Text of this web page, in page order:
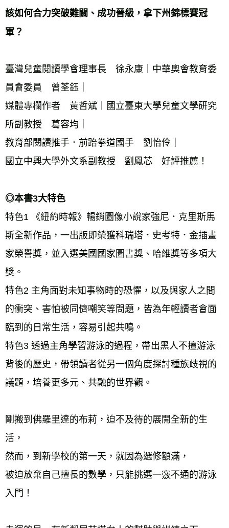
該如何合力突破難關、成功晉級，拿下州錦標賽冠
軍？
臺灣兒童閱讀學會理事長　徐永康｜中華奧會教育委
員會委員　曾荃鈺｜
媒體專欄作者　黃哲斌｜國立臺東大學兒童文學研究
所副教授　葛容均｜
教育部閱讀推手．前跆拳道國手　劉怡伶｜
國立中興大學外文系副教授　劉鳳芯　好評推薦！
◎本書3大特色
特色1 《紐約時報》暢銷圖像小說家強尼．克里斯馬
斯全新作品，一出版即榮獲科瑞塔．史考特．金插畫
家榮譽獎，並入選美國國家圖書獎、哈維獎等多項大
獎。
特色2 主角面對未知事物時的恐懼，以及與家人之間
的衝突、害怕被同儕嘲笑等問題，皆為年輕讀者會面
臨到的日常生活，容易引起共鳴。
特色3 透過主角學習游泳的過程，帶出黑人不擅游泳
背後的歷史，帶領讀者從另一個角度探討種族歧視的
議題，培養更多元、共融的世界觀。
剛搬到佛羅里達的布莉，迫不及待的展開全新的生
活，
然而，到新學校的第一天，就因為選修額滿，
被迫放棄自己擅長的數學，只能挑選一竅不通的游泳
入門！